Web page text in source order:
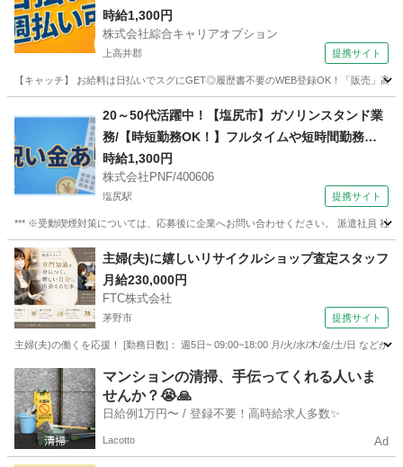
布施周辺！20代～40代のスタッフが多数活躍中★
時給1,300円
株式会社綜合キャリアオプション
上高井郡 提携サイト
【キャッチ】 お給料は日払いでスグにGET◎履歴書不要のWEB登録OK！「販売」
その他
20～50代活躍中！【塩尻市】ガソリンスタンド業
務/【時短勤務OK！】フルタイムや短時間勤務な
ど勤務時間の相談◎◎
時給1,300円
株式会社PNF/400606
塩尻駅 提携サイト
*** ※受動喫煙対策については、応募後に企業へお問い合わせください。 派遣社員 社
長野 塩尻市 塩尻駅 アパレル
主婦(夫)に嬉しいリサイクルショップ査定スタッフ
月給230,000円
FTC株式会社
茅野市 提携サイト
主婦(夫)の働くを応援！ [勤務日数]： 週5日~ 09:00~18:00 月/火/水/木/金/土/日 などか
長野 茅野市 その他
マンションの清掃、手伝ってくれる人いま
せんか？😭🙏
日給例1万円〜 / 登録不要！高時給求人多数✨
Lacotto Ad